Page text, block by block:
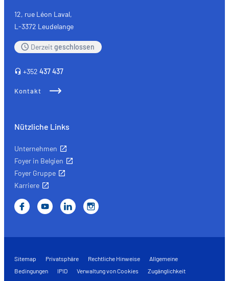
entspannt
mit
passenden
vor.
12, rue Léon Laval,
L-3372 Leudelange
Derzeitgeschlossen
+352 437 437
Kontakt
Nützliche Links
Unternehmen
Foyer in Belgien
Foyer Gruppe
Karriere
Sitemap Privatsphäre Rechtliche Hinweise
Allgemeine
Bedingungen
IPID Verwaltung von Cookies Zugänglichkeit